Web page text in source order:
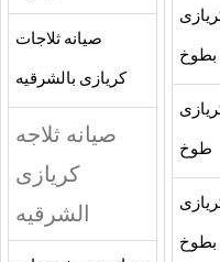
بطوخ
طوخ
بطوخ
صيانه ثلاجات
كريازى بالشرقيه
صيانه ثلاجه
كريازى
الشرقيه